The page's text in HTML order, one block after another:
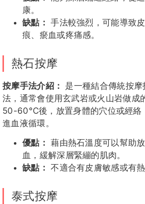
康。
缺點： 手法較強烈，可能導致
痕、瘀血或疼痛感。
熱石按摩
按摩手法介紹： 是一種結合傳統按
法，通常會使用玄武岩或火山岩做成
50-60°C後，放置身體的穴位或經絡
進血液循環。
優點： 藉由熱石溫度可以幫助
血，緩解深層緊繃的肌肉。
缺點： 不適合有皮膚敏感或有
泰式按摩